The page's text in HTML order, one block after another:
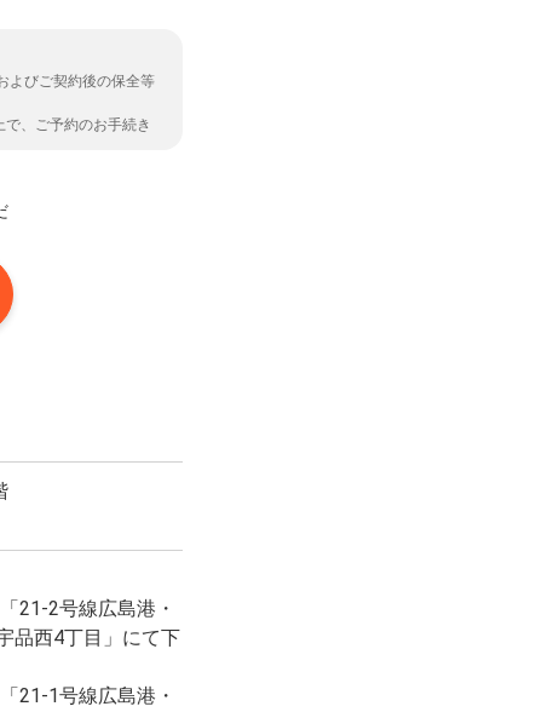
よびご契約後の保全等
、ご予約のお手続き
21-2号線広島港・
品西4丁目」にて下
21-1号線広島港・